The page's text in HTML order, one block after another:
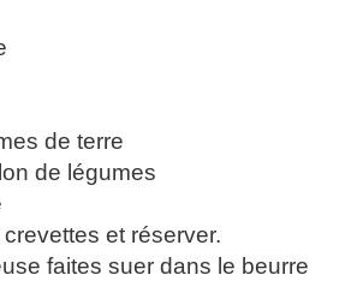
de terre
de légumes
et réserver.
faites suer dans le beurre